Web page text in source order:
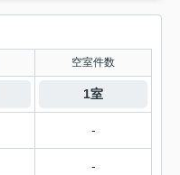
空室件数
1室
-
-